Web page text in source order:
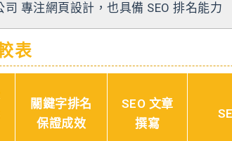
司 專注網頁設計，也具備 SEO 排名能力
表
關鍵字排名
保證成效
SEO 文章
撰寫